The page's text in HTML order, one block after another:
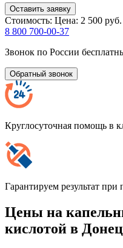
Оставить заявку
Стоимость: Цена: 2 500 руб.
8 800 700-00-37
Звонок по России
Обратный звонок
Круглосуточная помощь в
Гарантируем результат
Цены на
кислотой в